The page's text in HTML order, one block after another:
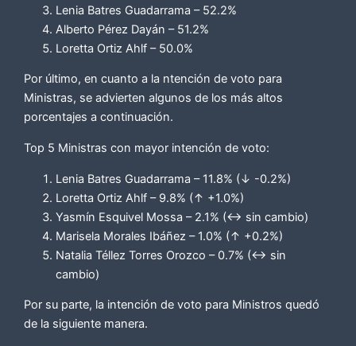
Lenia Batres Guadarrama – 52.2%
Alberto Pérez Dayán – 51.2%
Loretta Ortiz Ahlf – 50.0%
Por último, en cuanto a la ntención de voto para
Ministras, se advierten algunos de los más altos
porcentajes a continuación.
Top 5 Ministras con mayor intención de voto:
Lenia Batres Guadarrama – 11.8% (↓ -0.2%)
Loretta Ortiz Ahlf – 9.8% (↑ +1.0%)
Yasmín Esquivel Mossa – 2.1% (↔ sin cambio)
Marisela Morales Ibáñez – 1.0% (↑ +0.2%)
Natalia Téllez Torres Orozco – 0.7% (↔ sin
cambio)
Por su parte, la intención de voto para Ministros quedó
de la siguiente manera.